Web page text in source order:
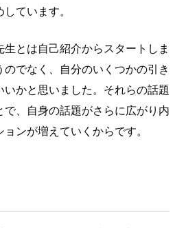
ています。
とは自己紹介からスタートしま
でなく、自分のいくつかの引き
かと思いました。それらの話題
、自身の話題がさらに広がり内
ンが増えていくからです。